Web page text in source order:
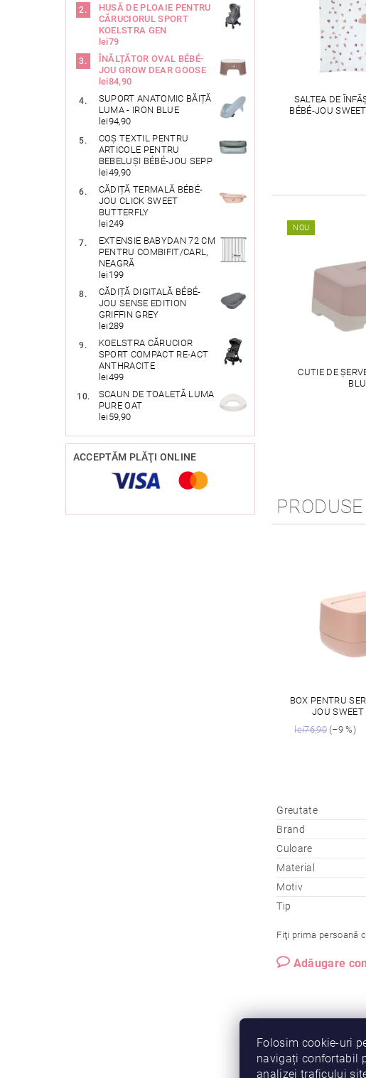
HUSĂ DE PLOAIE PENTRU
CĂRUCIORUL SPORT
KOELSTRA GEN
lei79
ÎNĂLȚĂTOR OVAL BÉBÉ-
JOU GROW DEAR GOOSE
lei84,90
SUPORT ANATOMIC BĂIȚĂ
LUMA - IRON BLUE
lei94,90
COȘ TEXTIL PENTRU
ARTICOLE PENTRU
BEBELUȘI BÉBÉ-JOU SEPP
lei49,90
CĂDIȚĂ TERMALĂ BÉBÉ-
JOU CLICK SWEET
BUTTERFLY
lei249
EXTENSIE BABYDAN 72 CM
PENTRU COMBIFIT/CARL,
NEAGRĂ
lei199
CĂDIȚĂ DIGITALĂ BÉBÉ-
JOU SENSE EDITION
GRIFFIN GREY
lei289
KOELSTRA CĂRUCIOR
SPORT COMPACT RE-ACT
ANTHRACITE
lei499
SCAUN DE TOALETĂ LUMA
PURE OAT
lei59,90
ACCEPTĂM PLĂŢI ONLINE
SALTEA DE
BÉBÉ-JOU
NOU
CUTIE DE
BOX PENTRU
JOU SWEET
lei76,90(–9 %)
Greutate
Brand
Culoare
Material
Motiv
Tip
Fiţi prima persoană
Adăugare
Folosim cookie-uri
navigați confortabil
analizei traficului